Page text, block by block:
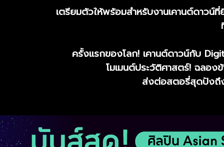
เตรียมตัวให้พร้อมสำหรับงานเคานต์ดาว
ครั้งแรกของโลก! เคานต์ดาวน์กับ
โมเมนต์ประวัติศาสตร์! ฉลอ
ส่งต่อสตอรี่สุดปังถึ